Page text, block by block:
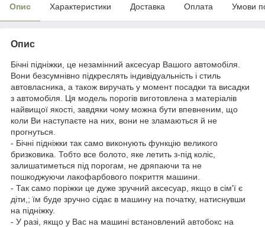
Опис Характеристики Доставка Оплата Умови
Опис
Бічні підніжки, це незамінний аксесуар Вашого автомобіля.
Вони безсумнівно підкреслять індивідуальність і стиль
автовласника, а також виручать у момент посадки та висадки
з автомобіля. Ця модель порогів виготовлена з матеріалів
найвищої якості, завдяки чому можна бути впевненим, що
коли Ви наступаєте на них, вони не зламаються й не
прогнуться.
- Бічні підніжки так само виконують функцію великого
бризковика. Тобто все болото, яке летить з-під коліс,
залишатиметься під порогам, не дряпаючи та не
пошкоджуючи лакофарбового покриття машини.
- Так само поріжки це дуже зручний аксесуар, якщо в сім'ї є
діти,; їм буде зручно сідає в машину на початку, натиснувши
на підніжку.
- У разі, якщо у Вас на машині встановлений автобокс на